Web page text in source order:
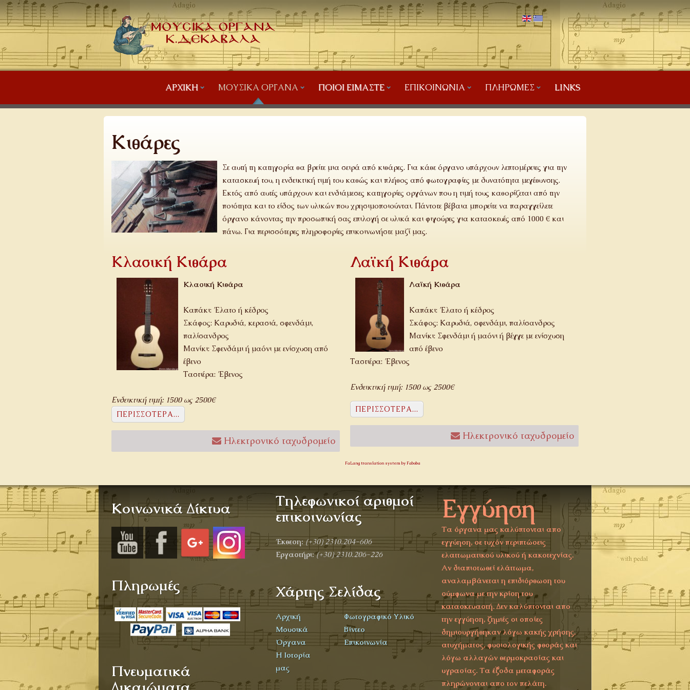
ΑΡΧΙΚΉ ΜΟΥΣΙΚΆ ΌΡΓΑΝΑ ΠΟΙΟΙ ΕΊΜΑΣΤΕ ΕΠΙΚΟΙΝΩΝΊΑ ΠΛΗΡΩΜΈΣ LINKS
Κιθάρες
Σε αυτή τη κατηγορία θα βρείτε μια σειρά από κιθάρες. Για κάθε όργανο υπάρχουν λεπτομέρειες για την
κατασκευή του, η ενδεικτική τιμή του καθώς και πλήθος από φωτογραφίες με δυνατότητα μεγέθυνσης.
Εκτός από αυτές υπάρχουν και ενδιάμεσες κατηγορίες οργάνων που η τιμή τους καθορίζεται από την
ποιότητα και το είδος των υλικών που χρησιμοποιούνται. Πάντοτε βέβαια μπορείτε να παραγγείλετε
όργανο κάνοντας την προσωπική σας επιλογή σε υλικά και φιγούρες για κατασκευές από 1000 € και
πάνω. Για περισσότερες πληροφορίες επικοινωνήστε μαζί μας.
Κλασική Κιθάρα
Κλασική Κιθάρα
Καπάκι: Έλατο ή κέδρος
Σκάφος: Καρυδιά, κερασιά, σφενδάμι,
παλίσανδρος
Μανίκι: Σφενδάμι ή μαόνι με ενίσχυση από
έβενο
Ταστιέρα: Έβενος
Ενδεικτική τιμή: 1500 ως 2500€
ΠΕΡΙΣΣΌΤΕΡΑ...
Ηλεκτρονικό ταχυδρομείο
Λαϊκή Κιθάρα
Λαϊκή Κιθάρα
Καπάκι: Έλατο ή κέδρος
Σκάφος: Καρυδιά, σφενδάμι, παλίσανδρος
Μανίκι: Σφενδάμι ή μαόνι ή βέγγε με ενίσχυση
από έβενο
Ταστιέρα: Έβενος
Ενδεικτική τιμή: 1500 ως 2500€
ΠΕΡΙΣΣΌΤΕΡΑ...
Ηλεκτρονικό ταχυδρομείο
FaLang translation system by Faboba
Κοινωνικά Δίκτυα
Πληρωμές
Πνευματικά
Τηλεφωνικοί αριθμοί
επικοινωνίας
Έκθεση: (+30) 2310.204-606
Εργαστήρι:(+30) 2310.206-226
Χάρτης Σελίδας
Αρχική
Μουσικά
Όργανα
Η Ιστορία
μας
Φωτογραφικό Υλικό
Βίντεο
Επικοινωνία
Εγγύηση
Τα όργανα μας καλύπτονται απο
εγγύηση, σε τυχόν περιπτώσεις
ελαττωματικού υλικού ή κακοτεχνίας.
Αν διαπιστωθεί ελάττωμα,
αναλαμβάνεται η επιδιόρθωση του
σύμφωνα με την κρίση του
κατασκευαστή. Δεν καλύπτονται απο
την εγγύηση, ζημιές οι οποίες
δημιουργήθηκαν λόγω κακής χρήσης,
ατυχήματος, φυσιολογικής φθοράς και
λόγω αλλαγών θερμοκρασίας και
υγρασίας. Τα έξοδα μεταφοράς
πληρώνονται απο τον πελάτη.